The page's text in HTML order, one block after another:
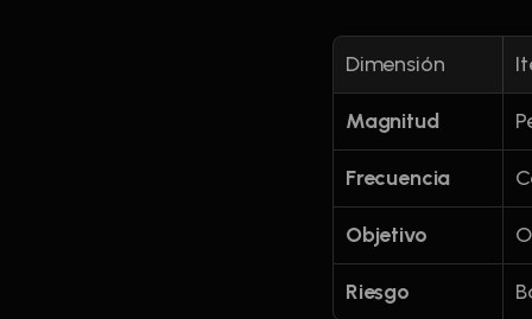
Dimensión
Magnitud
Frecuencia
Objetivo
Riesgo